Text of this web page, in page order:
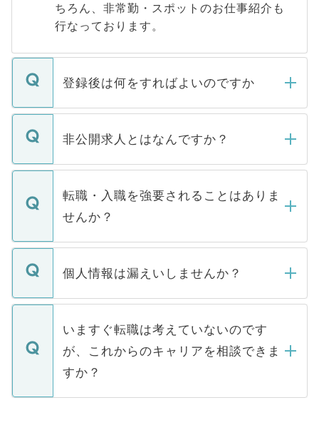
ちろん、非常勤・スポットのお仕事紹介も
行なっております。
登録後は何をすればよいのですか
ご登録いただきましたら、弊社担当者がご
登録内容を確認し、その後メールもしくは
ます。通常、5営業日以内にはご連絡をせて
いただきますので、しばらくお待ちくださ
非公開求人とはなんですか？
マイナビDOCTORで取り扱っている求人の
うち約3割は、Webサイトからご覧いただ
けない「非公開求人」です。非公開求人は
下記の理由によって、一般には公開してい
ません。
■応募殺到を避けるため 人気のある医療機
関を公にしてしまうと、応募が殺到する場
に、医療機関が求める条件に合った人材の
みを人材紹介会社に依頼するケースが増え
ています。
転職・入職を強要されることはありま
せんか？
転職・入職を強要することは一切ありませ
ん。また、仮に応募先から内定をいただい
定を承諾する必要はありません。内定先へ
の辞退の連絡はキャリアパートナーが行い
個人情報は漏えいしませんか？
個人情報が漏えいすることはありませんの
で、ご安心ください。当サイトからの登録
などで収集したご登録者様の個人情報は、
ご本人のキャリアアップおよび転職活動の
支援を目的に使用いたします。お預かりし
ているすべての個人データはご本人の許可
いますぐ転職は考えていないのです
が、これからのキャリアを相談できま
すか？